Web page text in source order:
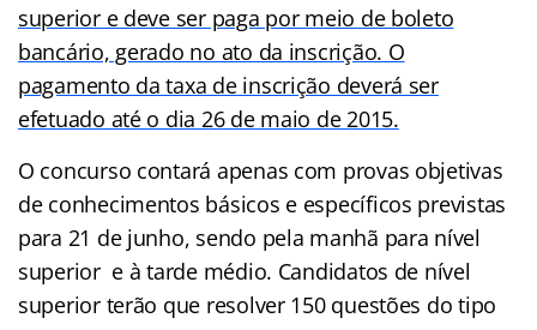
superior e deve ser paga por meio de boleto
bancário, gerado no ato da inscrição. O
pagamento da taxa de inscrição deverá ser
efetuado até o dia 26 de maio de 2015.
O concurso contará apenas com provas objetivas
de conhecimentos básicos e específicos previstas
para 21 de junho, sendo pela manhã para nível
superior e à tarde médio. Candidatos de nível
superior terão que resolver 150 questões do tipo